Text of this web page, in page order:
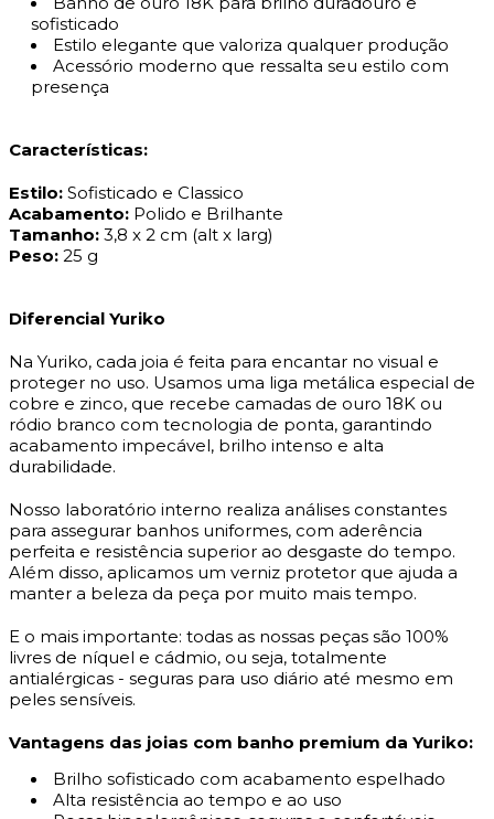
sofisticado
Estilo elegante que valoriza qualquer produção
Acessório moderno que ressalta seu estilo com
presença
Características:
Estilo: Sofisticado e Classico
Acabamento: Polido e Brilhante
Tamanho: 3,8 x 2 cm (alt x larg)
Peso: 25 g
Diferencial Yuriko
Na Yuriko, cada joia é feita para encantar no visual e
proteger no uso. Usamos uma liga metálica especial de
cobre e zinco, que recebe camadas de ouro 18K ou
ródio branco com tecnologia de ponta, garantindo
acabamento impecável, brilho intenso e alta
durabilidade.
Nosso laboratório interno realiza análises constantes
para assegurar banhos uniformes, com aderência
perfeita e resistência superior ao desgaste do tempo.
Além disso, aplicamos um verniz protetor que ajuda a
manter a beleza da peça por muito mais tempo.
E o mais importante: todas as nossas peças são 100%
livres de níquel e cádmio, ou seja, totalmente
antialérgicas - seguras para uso diário até mesmo em
peles sensíveis.
Vantagens das joias com banho premium da Yuriko:
Brilho sofisticado com acabamento espelhado
Alta resistência ao tempo e ao uso